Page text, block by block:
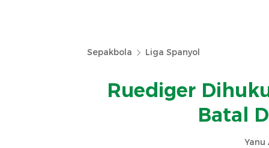
Sepakbola Liga Spanyol
Ruediger
Batal
Yanu